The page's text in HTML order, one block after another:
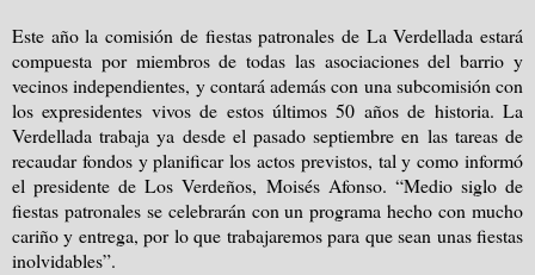
Este año la comisión de fiestas patronales de La Verdellada estará
compuesta por miembros de todas las asociaciones del barrio y
vecinos independientes, y contará además con una subcomisión con
los expresidentes vivos de estos últimos 50 años de historia. La
Verdellada trabaja ya desde el pasado septiembre en las tareas de
recaudar fondos y planificar los actos previstos, tal y como informó
el presidente de Los Verdeños, Moisés Afonso. “Medio siglo de
fiestas patronales se celebrarán con un programa hecho con mucho
cariño y entrega, por lo que trabajaremos para que sean unas fiestas
inolvidables”.